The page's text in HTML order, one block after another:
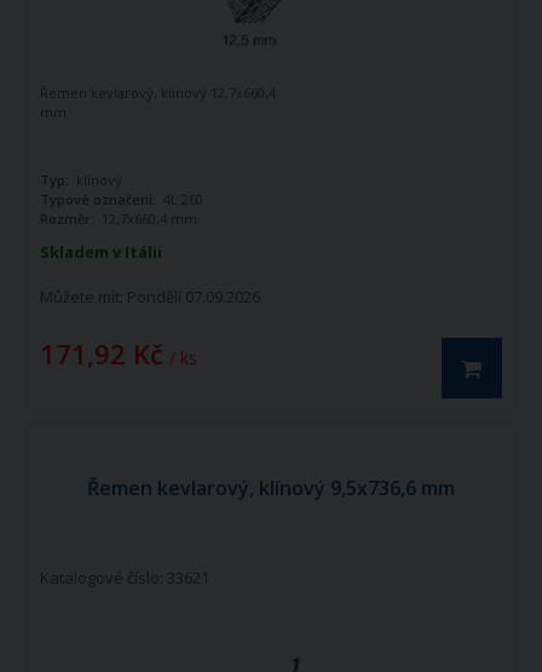
Skladem v Itálii
Můžete mít: Pondělí 07.09.2026
171,92 Kč / ks
Řemen kevlarový, klínový 12,7x660,4
mm
Typ: klínový
Typové označení:
4L 260
Rozměr:
12,7x660,4 mm
Řemen kevlarový, klínový 9,5x736,6 mm
Katalogové číslo: 33621